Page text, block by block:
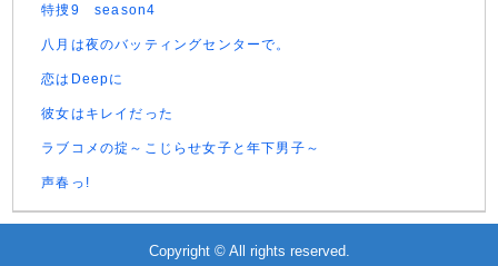
特捜9 season4
八月は夜のバッティングセンターで。
恋はDeepに
彼女はキレイだった
ラブコメの掟～こじらせ女子と年下男子～
声春っ!
Copyright © All rights reserved.